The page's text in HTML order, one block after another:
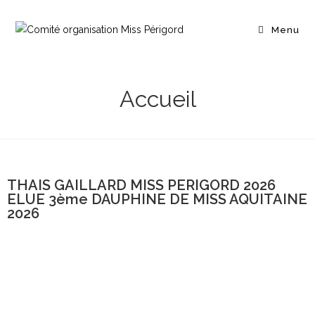
Menu
Accueil
THAIS GAILLARD MISS PERIGORD 2026
ELUE 3ème DAUPHINE DE MISS AQUITAINE
2026